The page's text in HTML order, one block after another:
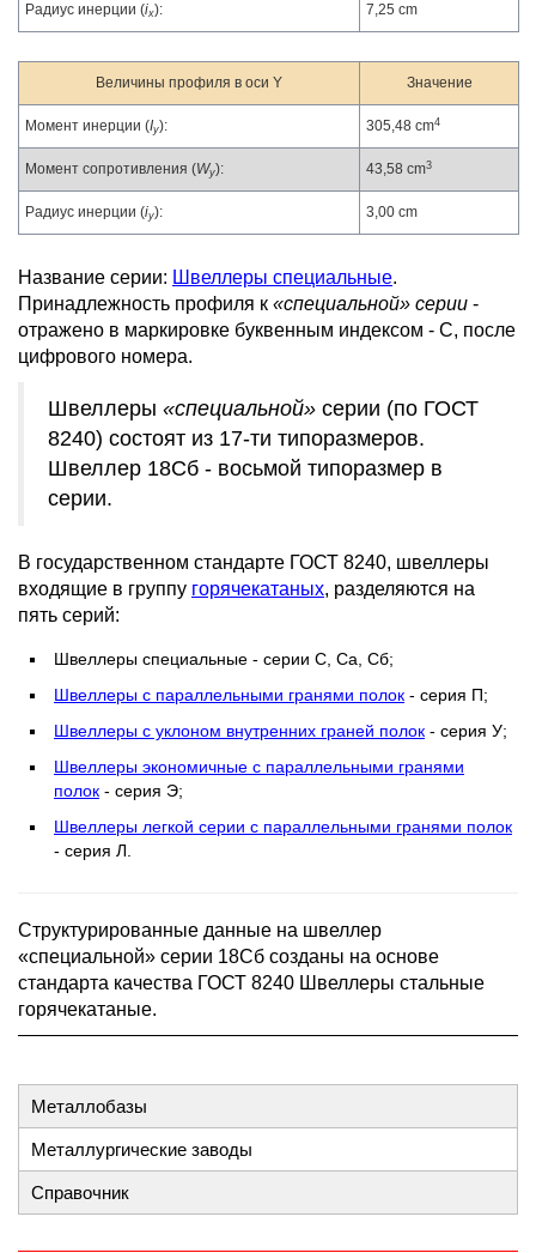
Радиус инерции (ix): 7,25 cm
Величины профиля в оси Y Значение
Момент инерции (Iy): 305,48 cm4
Момент сопротивления (Wy): 43,58 cm3
Радиус инерции (iy): 3,00 cm
Название серии: Швеллеры специальные.
Принадлежность профиля к «специальной» серии -
отражено в маркировке буквенным индексом - С, после
цифрового номера.
Швеллеры «специальной» серии (по ГОСТ
8240) состоят из 17-ти типоразмеров.
Швеллер 18Сб - восьмой типоразмер в
серии.
В государственном стандарте ГОСТ 8240, швеллеры
входящие в группу горячекатаных, разделяются на
пять серий:
Швеллеры специальные - серии С, Са, Сб;
Швеллеры с параллельными гранями полок - серия П;
Швеллеры с уклоном внутренних граней полок - серия У;
Швеллеры экономичные с параллельными гранями
полок - серия Э;
Швеллеры легкой серии с параллельными гранями полок
- серия Л.
Структурированные данные на швеллер
«специальной» серии 18Сб созданы на основе
стандарта качества ГОСТ 8240 Швеллеры стальные
горячекатаные.
Металлобазы
Металлургические заводы
Справочник